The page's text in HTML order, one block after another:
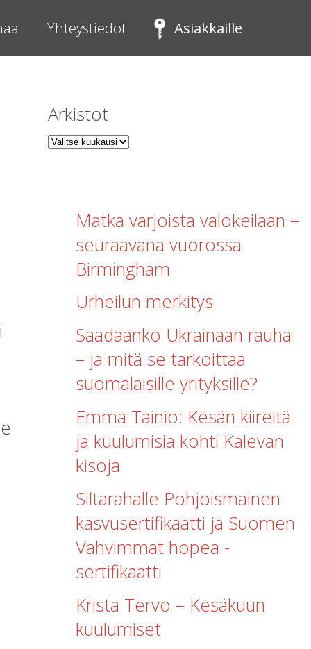
Yhteystiedot Asiakkaille
Etsi Siltarahan uutisista
Etsi
Arkistot
Matka varjoista valokeilaan –
seuraavana vuorossa
Birmingham
Urheilun merkitys
Saadaanko Ukrainaan rauha
– ja mitä se tarkoittaa
suomalaisille yrityksille?
Emma Tainio: Kesän kiireitä
ja kuulumisia kohti Kalevan
kisoja
Siltarahalle Pohjoismainen
kasvusertifikaatti ja Suomen
Vahvimmat hopea -
sertifikaatti
Krista Tervo – Kesäkuun
kuulumiset